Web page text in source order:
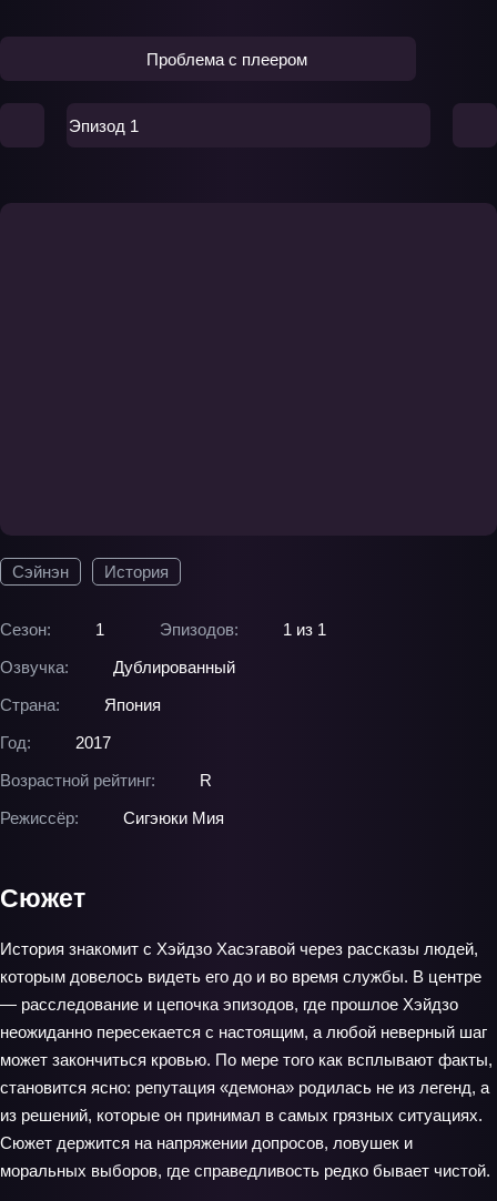
Сэйнэн История
Сезон: 1 Эпизодов:
1 из 1
Озвучка:
Дублированный
Страна:
Япония
Год:
2017
Возрастной рейтинг:
R
Режиссёр:
Сигэюки Мия
Проблема с плеером
Эпизод 1
Сюжет
История знакомит с Хэйдзо Хасэгавой через рассказы людей,
которым довелось видеть его до и во время службы. В центре
— расследование и цепочка эпизодов, где прошлое Хэйдзо
неожиданно пересекается с настоящим, а любой неверный шаг
может закончиться кровью. По мере того как всплывают факты,
становится ясно: репутация «демона» родилась не из легенд, а
из решений, которые он принимал в самых грязных ситуациях.
Сюжет держится на напряжении допросов, ловушек и
моральных выборов, где справедливость редко бывает чистой.